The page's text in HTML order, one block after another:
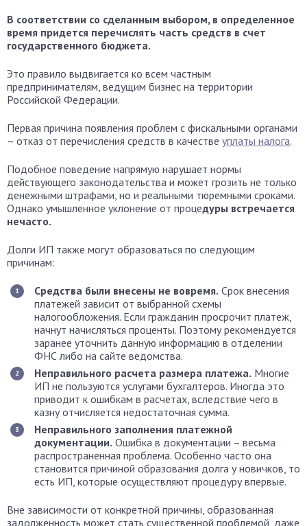
В соответствии со сделанным выбором, в определенное
время придется перечислять часть средств в счет
государственного бюджета.
Это правило выдвигается ко всем частным
предпринимателям, ведущим бизнес на территории
Российской Федерации.
Первая причина появления проблем с фискальными органами
– отказ от перечисления средств в качестве уплаты налога.
Подобное поведение напрямую нарушает нормы
действующего законодательства и может грозить не только
денежными штрафами, но и реальными тюремными сроками.
Однако умышленное уклонение от процедуры встречается
нечасто.
Долги ИП также могут образоваться по следующим
причинам:
Средства были внесены не вовремя. Срок внесения
платежей зависит от выбранной схемы
налогообложения. Если гражданин просрочит платеж,
начнут начисляться проценты. Поэтому рекомендуется
заранее уточнить данную информацию в отделении
ФНС либо на сайте ведомства.
Неправильного расчета размера платежа. Многие
ИП не пользуются услугами бухгалтеров. Иногда это
приводит к ошибкам в расчетах, вследствие чего в
казну отчисляется недостаточная сумма.
Неправильного заполнения платежной
документации. Ошибка в документации – весьма
распространенная проблема. Особенно часто она
становится причиной образования долга у новичков, то
есть ИП, которые осуществляют процедуру впервые.
Вне зависимости от конкретной причины, образованная
задолженность может стать существенной проблемой, даже